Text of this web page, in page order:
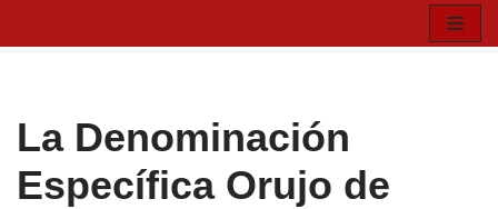
La Denominación
Específica Orujo de